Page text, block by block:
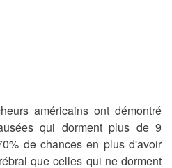
américains ont démontré
qui dorment plus de 9
de chances en plus d'avoir
que celles qui ne dorment